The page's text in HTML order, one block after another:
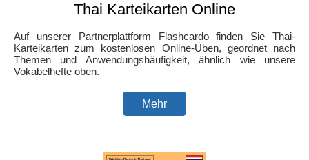
Thai Karteikarten Online
Auf unserer Partnerplattform Flashcardo finden Sie Thai-
Karteikarten zum kostenlosen Online-Üben, geordnet nach
Themen und Anwendungshäufigkeit, ähnlich wie unsere
Vokabelhefte oben.
Mehr